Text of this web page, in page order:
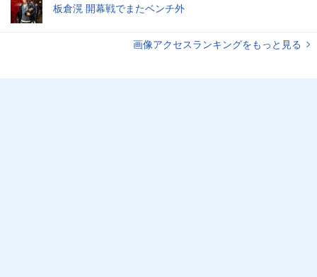
板倉滉 開幕戦でまたベンチ外
画像アクセスランキングをもっと見る